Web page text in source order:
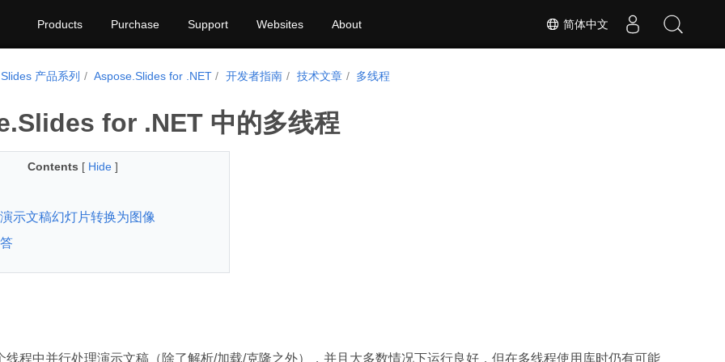
简体中文
Products Purchase Support Websites About
产品系列 Aspose.Slides for .NET 开发者指南 技术文章 多线程
for .NET 中的多线程
Contents [ Hide ]
示文稿幻灯片转换为图像
线程中并行处理演示文稿（除了解析/加载/克隆之外），并且大多数情况下运行良好，但在多线程使用库时仍有可能